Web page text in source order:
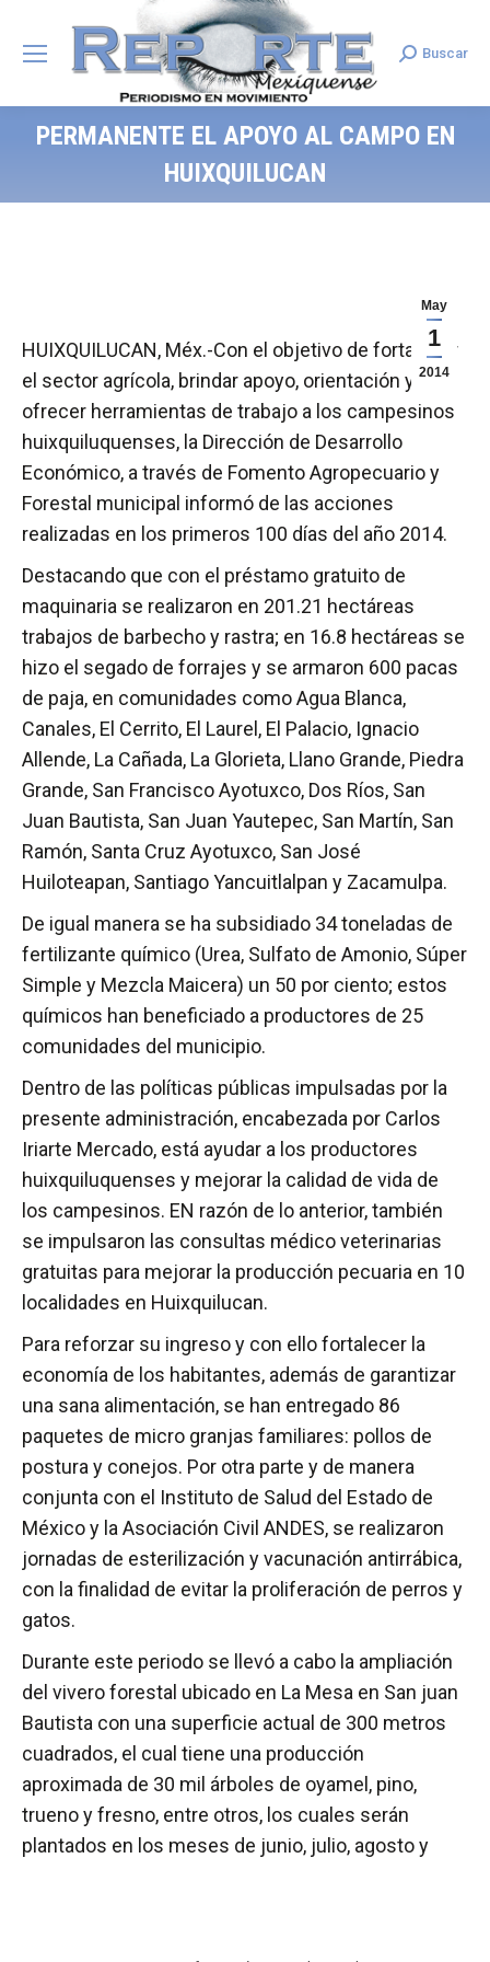
Search:
Buscar
PERMANENTE EL APOYO AL CAMPO EN
HUIXQUILUCAN
May
1
2014
HUIXQUILUCAN, Méx.-Con el objetivo de fortalecer
el sector agrícola, brindar apoyo, orientación y
ofrecer herramientas de trabajo a los campesinos
huixquiluquenses, la Dirección de Desarrollo
Económico, a través de Fomento Agropecuario y
Forestal municipal informó de las acciones
realizadas en los primeros 100 días del año 2014.
Destacando que con el préstamo gratuito de
maquinaria se realizaron en 201.21 hectáreas
trabajos de barbecho y rastra; en 16.8 hectáreas se
hizo el segado de forrajes y se armaron 600 pacas
de paja, en comunidades como Agua Blanca,
Canales, El Cerrito, El Laurel, El Palacio, Ignacio
Allende, La Cañada, La Glorieta, Llano Grande, Piedra
Grande, San Francisco Ayotuxco, Dos Ríos, San
Juan Bautista, San Juan Yautepec, San Martín, San
Ramón, Santa Cruz Ayotuxco, San José
Huiloteapan, Santiago Yancuitlalpan y Zacamulpa.
De igual manera se ha subsidiado 34 toneladas de
fertilizante químico (Urea, Sulfato de Amonio, Súper
Simple y Mezcla Maicera) un 50 por ciento; estos
químicos han beneficiado a productores de 25
comunidades del municipio.
Dentro de las políticas públicas impulsadas por la
presente administración, encabezada por Carlos
Iriarte Mercado, está ayudar a los productores
huixquiluquenses y mejorar la calidad de vida de
los campesinos. EN razón de lo anterior, también
se impulsaron las consultas médico veterinarias
gratuitas para mejorar la producción pecuaria en 10
localidades en Huixquilucan.
Para reforzar su ingreso y con ello fortalecer la
economía de los habitantes, además de garantizar
una sana alimentación, se han entregado 86
paquetes de micro granjas familiares: pollos de
postura y conejos. Por otra parte y de manera
conjunta con el Instituto de Salud del Estado de
México y la Asociación Civil ANDES, se realizaron
jornadas de esterilización y vacunación antirrábica,
con la finalidad de evitar la proliferación de perros y
gatos.
Durante este periodo se llevó a cabo la ampliación
del vivero forestal ubicado en La Mesa en San juan
Bautista con una superficie actual de 300 metros
cuadrados, el cual tiene una producción
aproximada de 30 mil árboles de oyamel, pino,
trueno y fresno, entre otros, los cuales serán
plantados en los meses de junio, julio, agosto y